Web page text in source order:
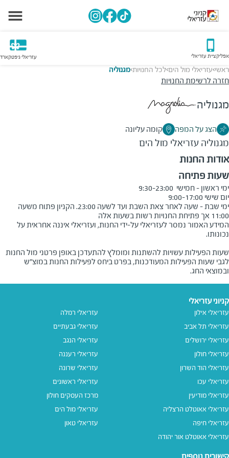
אפליקציית עזריאלי עזריאלי גיפטקארד
ראשי>עזריאלי מול הים>לכל החנויות>מגנוליה
חזרה לרשימת החנויות
מגנוליה
הצג על המפה קומה עליונה
מגנוליה עזריאלי מול הים
אודות החנות
שעות פתיחה
11:00 אך פתיחת החנויות רשות בשעות אלה
המידע האמור נמסר לעזריאלי על-ידי החנות, ועזריאלי איננה אחראית על
שעות הפעילות עשויות להשתנות ומומלץ להתעדכן באופן פרטני מול החנות
לגבי שעות הפעילות המעודכנות, בפרט ביחס לפעילות החנות במוצ"ש
ובמוצאי החג.
קניוני עזריאלי
עזריאלי אילון
עזריאלי תל אביב
עזריאלי ירושלים
עזריאלי חולון
עזריאלי הוד השרון
עזריאלי עכו
עזריאלי מודיעין
עזריאלי אאוטלט הרצליה
עזריאלי חיפה
עזריאלי אאוטלט אור יהודה
עזריאלי רמלה
עזריאלי גבעתיים
עזריאלי הנגב
עזריאלי רעננה
עזריאלי שרונה
עזריאלי ראשונים
מרכז העסקים חולון
עזריאלי מול הים
עזריאלי טאון